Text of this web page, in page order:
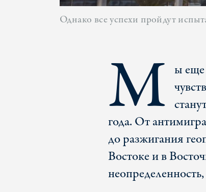
Однако все успехи пройдут
М ы еще
года. От
до разжигания
Востоке и в